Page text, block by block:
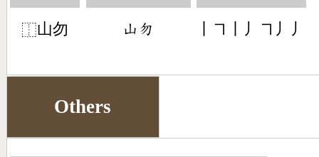
⿰山勿 󶁸󶃴 丨㇕丨丿㇕丿丿
Others